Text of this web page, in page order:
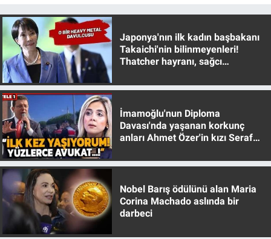
Japonya'nın ilk kadın başbakanı
Takaichi'nin bilinmeyenleri!
Thatcher hayranı, sağcı
İmamoğlu'nun Diploma
Davası'nda yaşanan korkunç
anları Ahmet Özer'in kızı Seraf
Nobel Barış ödülünü alan Maria
Corina Machado aslında bir
darbeci
Türkiye'nin Geleceği
Türkiye'nin Gündemi
Yerel Gündem
Yerel Yaşam
Canlı Yayın